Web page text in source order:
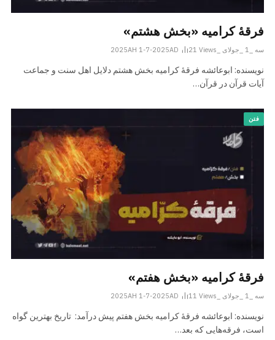
فرقهٔ کرامیه «بخش هشتم»
سه _1 _جولای _2025AH 1-7-2025AD 21 Views
نویسنده: ابوعائشه فرقۀ کرامیه بخش هشتم دلایل اهل سنت و جماعت
آیات قرآن در قرآن…
فتن
فرقهٔ کرامیه «بخش هفتم»
سه _1 _جولای _2025AH 1-7-2025AD 11 Views
نویسنده: ابوعائشه فرقۀ کرامیه بخش هفتم پیش درآمد: تاریخ بهترین گواه
است، فرقه‌هایی که بعد…